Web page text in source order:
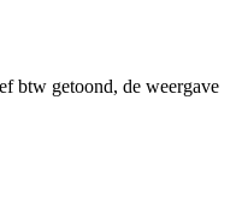
btw getoond, de weergave